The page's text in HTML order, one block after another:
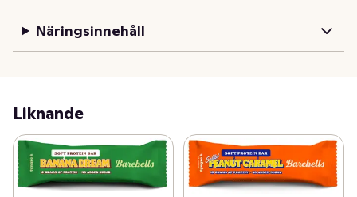
Näringsinnehåll
Liknande